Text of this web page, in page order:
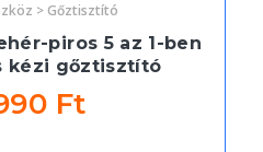
> Gőztisztító
piros 5 az 1-ben
kézi gőztisztító
Ft